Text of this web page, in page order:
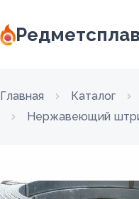
Главная Каталог
Нержавеющий